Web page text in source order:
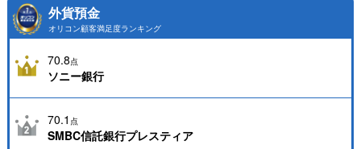
外貨預金
オリコン顧客満足度ランキング
70.8点
ソニー銀行
70.1 点
SMBC信託銀行プレスティア